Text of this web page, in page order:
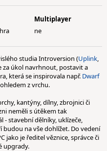
Multiplayer
ne
studia Introversion (Uplink,
za úkol navrhnout, postavit a
která se inspirovala např. Dwarf
z vrchu.
kantýny, dílny, zbrojnici či
neměli s útěkem tak
- stavební dělníky, uklízeče,
budou na vše dohlížet. Do vedení
jako je ředitel věznice, správce či
upgrady.